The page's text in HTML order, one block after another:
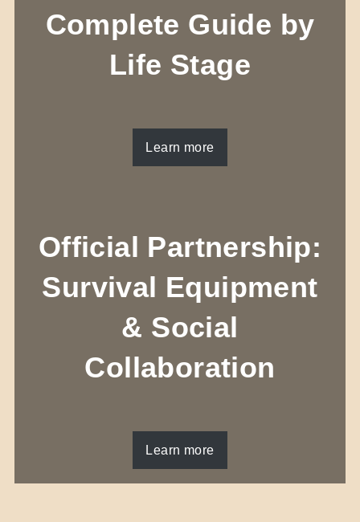
Complete Guide by
Life Stage
Learn more
Official Partnership:
Survival Equipment
& Social
Collaboration
Learn more